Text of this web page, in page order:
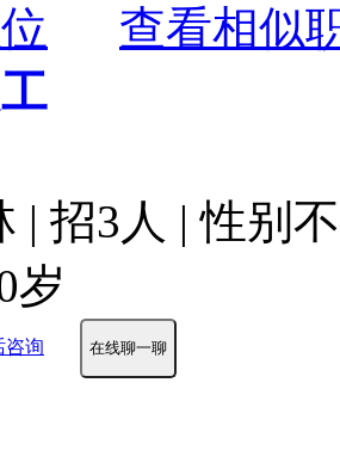
查看相似
| 招3人 | 性别
岁
咨询 在线聊一聊